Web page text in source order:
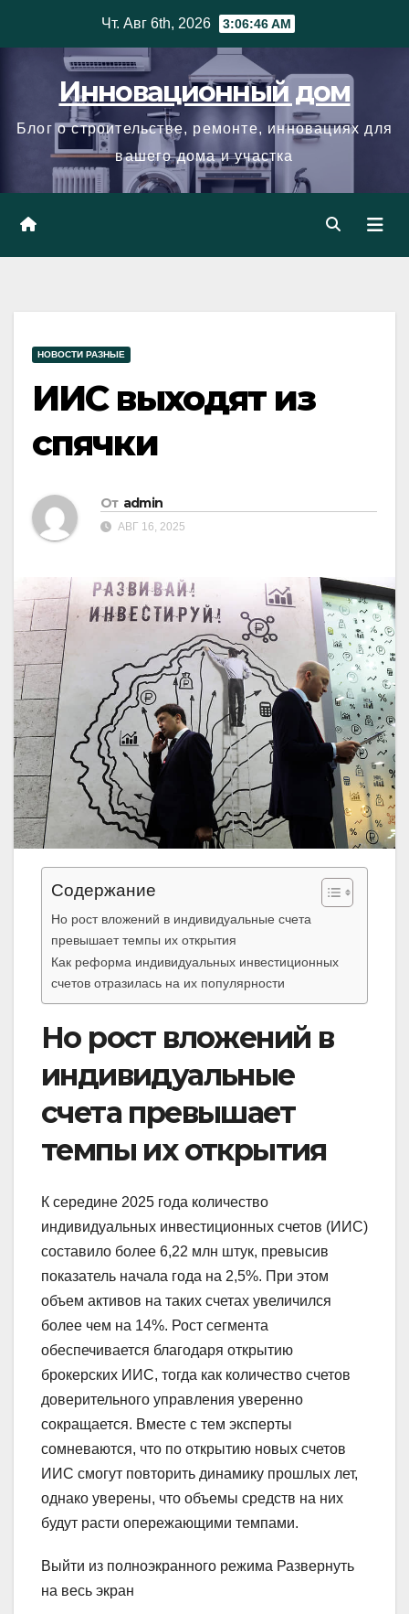
Чт. Авг 6th, 2026 3:06:47 AM
Инновационный дом
Блог о строительстве, ремонте, инновациях для
вашего дома и участка
НОВОСТИ РАЗНЫЕ
ИИС выходят из
спячки
От admin
АВГ 16, 2025
Содержание
Но рост вложений в индивидуальные счета
превышает темпы их открытия
Как реформа индивидуальных инвестиционных
счетов отразилась на их популярности
Но рост вложений в
индивидуальные
счета превышает
темпы их открытия
К середине 2025 года количество
индивидуальных инвестиционных счетов (ИИС)
составило более 6,22 млн штук, превысив
показатель начала года на 2,5%. При этом
объем активов на таких счетах увеличился
более чем на 14%. Рост сегмента
обеспечивается благодаря открытию
брокерских ИИС, тогда как количество счетов
доверительного управления уверенно
сокращается. Вместе с тем эксперты
сомневаются, что по открытию новых счетов
ИИС смогут повторить динамику прошлых лет,
однако уверены, что объемы средств на них
будут расти опережающими темпами.
Выйти из полноэкранного режима Развернуть
на весь экран